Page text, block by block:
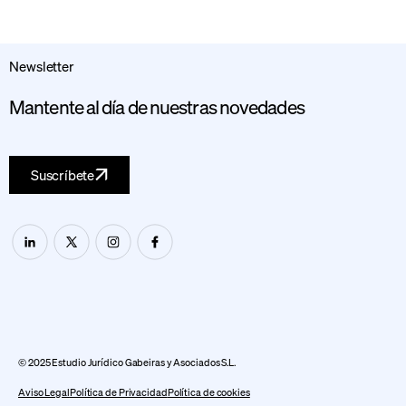
Newsletter
Mantente al día de nuestras novedades
Suscríbete
© 2025 Estudio Jurídico Gabeiras y Asociados S.L.
Aviso LegalPolítica de PrivacidadPolítica de cookies